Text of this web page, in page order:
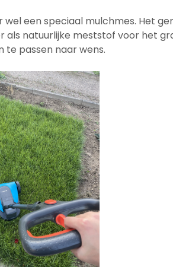
een speciaal mulchmes. Het
als natuurlijke meststof voor het
te passen naar wens.